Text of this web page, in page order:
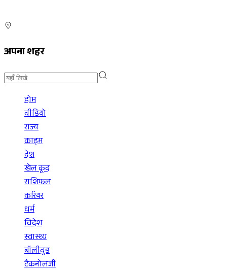
अपना शहर
होम
वीडियो
राज्य
क्राइम
देश
खेल कूद
राशिफल
करियर
धर्म
विदेश
स्वास्थ्य
बॉलीवुड
टैकनोलजी